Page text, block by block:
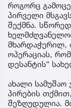
როგორც
პირველი
შექმნა.
მხარდაჭერილ,
ოპერაციას,
დესანტის“
ახალი სამუშაო
პირების
შეზღუდულია.